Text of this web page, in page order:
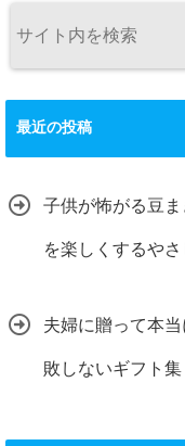
最近の投稿
子供が怖がる豆
を楽しくするや
夫婦に贈って本
敗しないギフト